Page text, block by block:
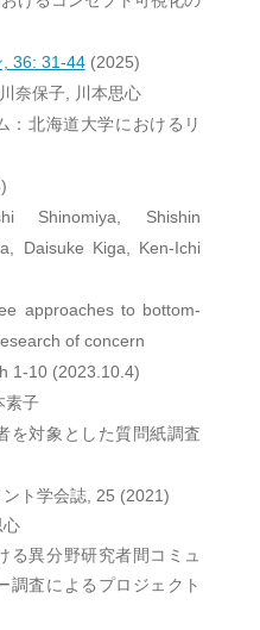
, 36: 31-44(2025)
奈保子, 川本思心
：北海道大学におけるリ
Shinomiya, Shishin
Daisuke Kiga, Ken-Ichi
approaches to bottom-
of concern
1-10 (2023.10.4)
素子
を対象とした質問紙調査
ト学会誌, 25 (2021)
心
る異分野研究者間コミュ
調査によるプロジェクト